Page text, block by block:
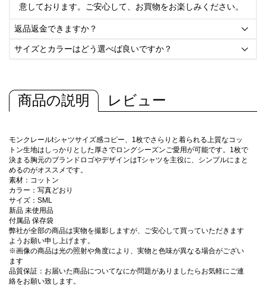
意しております。ご安心して、お買物をお楽しみください。
返品返金できますか？ 
サイズとカラーはどう選べば良いですか？ 
商品の説明 レビュー
モンクレールtシャツサイズ感コピー、1枚でさらりと着られる上質なコッ
トン生地はしっかりとした厚さでロングシーズンご愛用が可能です。1枚で
決まる胸元のブランドロゴやデザインはTシャツを主役に、シンプルにまと
めるのがオススメです。
素材：コットン
カラー：写真どおり
サイズ：SML
新品 未使用品
付属品 保存袋
弊社が全部の商品は実物を撮影しますが、ご安心して買っていただきます
ようお願い申し上げます。
※画像の商品は光の照射や角度により、実物と色味が異なる場合がござい
ます
品質保証：お届いた商品についてなにか問題がありましたらお気軽にご連
絡をお願い致します。